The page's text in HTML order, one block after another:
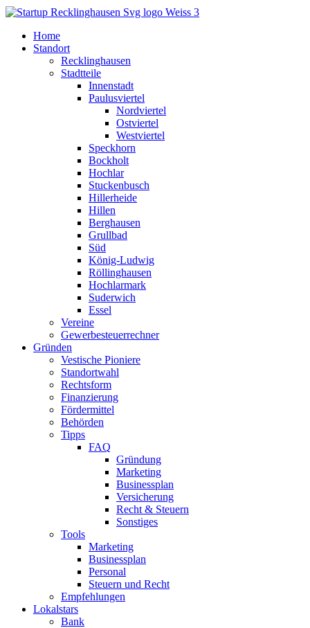
Home
Standort
Recklinghausen
Stadtteile
Innenstadt
Paulusviertel
Nordviertel
Ostviertel
Westviertel
Speckhorn
Bockholt
Hochlar
Stuckenbusch
Hillerheide
Hillen
Berghausen
Grullbad
Süd
König-Ludwig
Röllinghausen
Hochlarmark
Suderwich
Essel
Vereine
Gewerbesteuerrechner
Gründen
Vestische Pioniere
Standortwahl
Rechtsform
Finanzierung
Fördermittel
Behörden
Tipps
FAQ
Gründung
Marketing
Businessplan​
Versicherung
Recht & Steuern
Sonstiges
Tools
Marketing
Businessplan
Personal
Steuern und Recht
Empfehlungen
Lokalstars
Bank